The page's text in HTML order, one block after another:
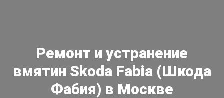
Ремонт и устранение
вмятин Skoda Fabia (Шкода
Фабия) в Москве